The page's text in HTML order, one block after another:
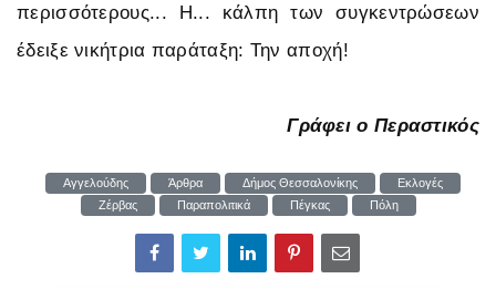
περισσότερους... Η... κάλπη των συγκεντρώσεων
έδειξε νικήτρια παράταξη: Την αποχή!
Γράφει ο Περαστικός
Αγγελούδης Άρθρα Δήμος Θεσσαλονίκης
Εκλογές
Ζέρβας
Παραπολιτικά Πέγκας Πόλη